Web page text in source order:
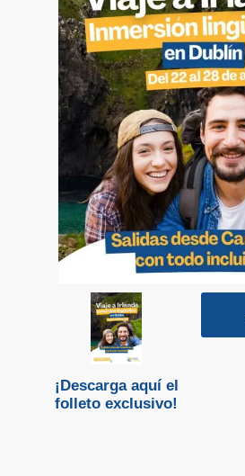
¡Descarga aquí el
folleto exclusivo!